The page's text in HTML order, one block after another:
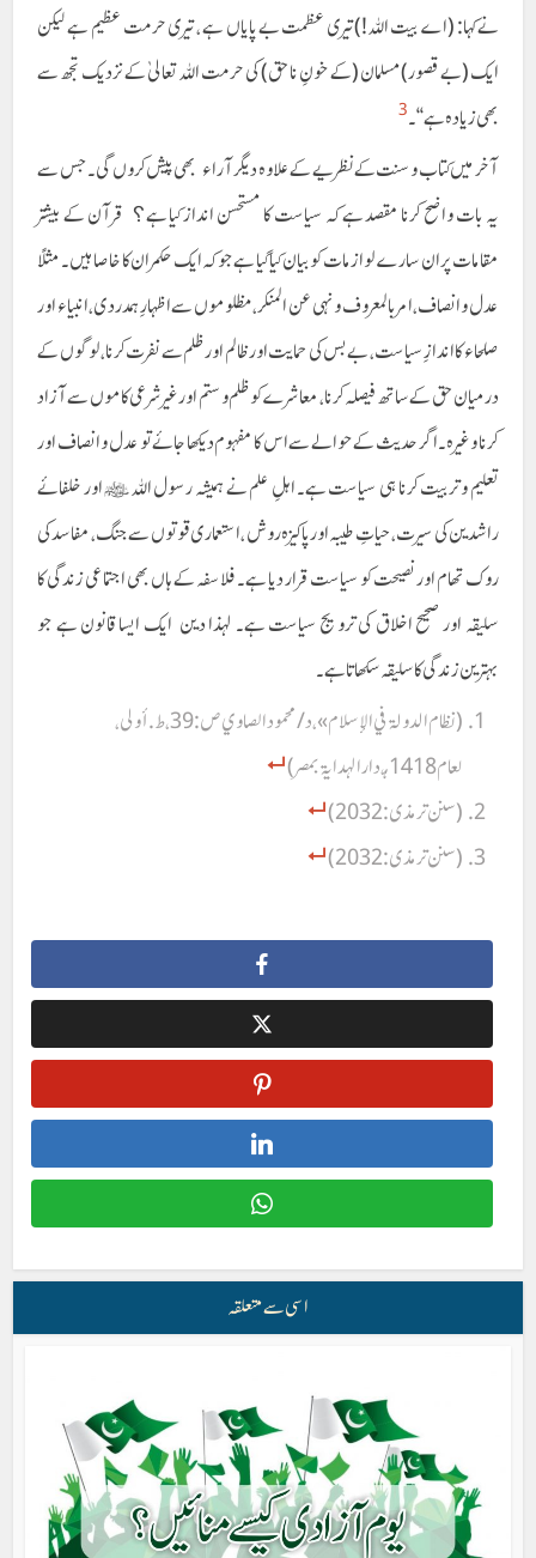
نے کہا: (اے بیت اللہ!)تیری عظمت بے پایاں ہے ، تیری حرمت عظیم ہے لیکن
ایک (بے قصور)مسلمان (کے خونِ ناحق) کی حرمت اللہ تعالیٰ کے نزدیک تجھ سے
بھی زیادہ ہے‘‘۔3
آخر میں کتاب وسنت کے نظریے کے علاوہ دیگر آراء بھی پیش کروں گی۔ جس سے
یہ بات واضح کرنا مقصد ہے کہ سیاست کا مستحسن انداز کیا ہے؟ قرآن کے بیشتر
مقامات پر ان سارے لوازمات کو بیان کیا گیا ہے جو کہ ایک حکمران کا خاصا ہیں۔ مثلاً
عدل و انصاف، امر بالمعروف و نہی عن المنکر ، مظلوموں سے اظہارِ ہمدردی، انبیاء اور
صلحاء کا اندازِ سیاست، بے بس کی حمایت اور ظالم اور ظلم سے نفرت کرنا، لوگوں کے
درمیان حق کے ساتھ فیصلہ کرنا، معاشرے کو ظلم و ستم اور غیر شرعی کاموں سے آزاد
کرنا وغیرہ۔ اگر حدیث کے حوالے سے اس کا مفہوم دیکھا جائے تو عدل و انصاف اور
تعلیم و تربیت کرنا ہی سیاست ہے۔ اہلِ علم نے ہمیشہ رسول اللہ ﷺ اور خلفائے
راشدین کی سیرت ، حیاتِ طیبہ اور پاکیزہ روش ، استعماری قوتوں سے جنگ ، مفاسد کی
روک تھام اور نصیحت کو سیاست قرار دیا ہے۔ فلاسفہ کے ہاں بھی اجتماعی زندگی کا
سلیقہ اور صحیح اخلاق کی ترویج سیاست ہے۔ لہذا دین ایک ایسا قانون ہے جو
بہترین زندگی کا سلیقہ سکھاتا ہے۔
(نظام الدولة في الإسلام»، د/ محمود الصاوي ص:39، ط.أولى،
لعام 1418هـ، دار الهداية بمصر)
(سنن ترمذی:2032)
(سنن ترمذی:2032)
اسی سے متعلقہ